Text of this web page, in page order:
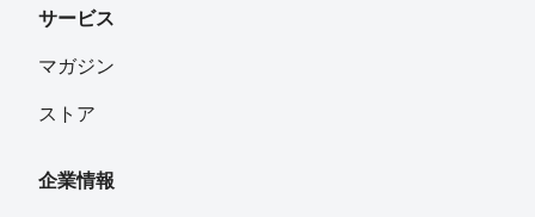
サービス
マガジン
ストア
企業情報